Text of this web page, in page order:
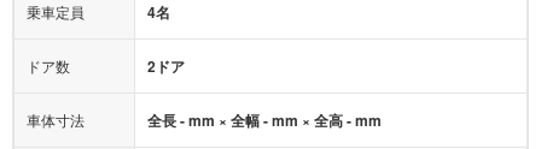
乗車定員 4名
ドア数 2ドア
車体寸法 全長 - mm × 全幅 - mm × 全高 - mm